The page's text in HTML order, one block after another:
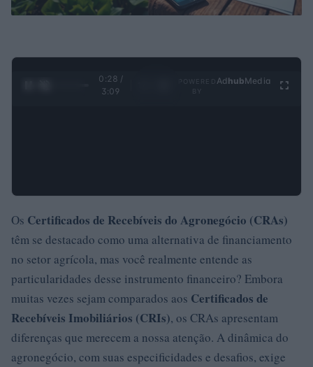
0:29 /
3:09
Ad hubMedia
Os Certificados de Recebíveis do Agronegócio (CRAs)
têm se destacado como uma alternativa de financiamento
no setor agrícola, mas você realmente entende as
particularidades desse instrumento financeiro? Embora
muitas vezes sejam comparados aos Certificados de
Recebíveis Imobiliários (CRIs), os CRAs apresentam
diferenças que merecem a nossa atenção. A dinâmica do
agronegócio, com suas especificidades e desafios, exige